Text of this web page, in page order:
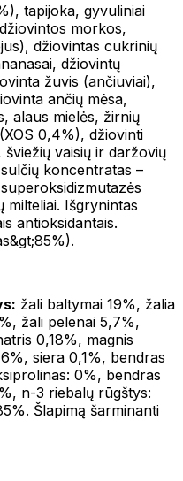
tapijoka, gyvuliniai
morkos,
džiovintas cukrinių
džiovintų
žuvis (ančiuviai),
ančių mėsa,
alaus mielės, žirnių
0,4%), džiovinti
vaisių ir daržovių
koncentratas –
milteliai. Išgrynintas
antioksidantais.
žali baltymai 19%, žalia
žali pelenai 5,7%,
0,18%, magnis
siera 0,1%, bendras
0%, bendras
n-3 riebalų rūgštys:
Šlapimą šarminanti